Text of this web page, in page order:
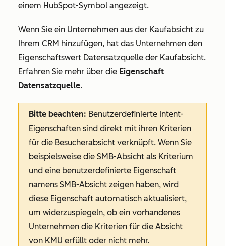
einem HubSpot-Symbol angezeigt.
Wenn Sie ein Unternehmen aus der Kaufabsicht zu
Ihrem CRM hinzufügen, hat das Unternehmen den
Eigenschaftswert Datensatzquelle der Kaufabsicht.
Erfahren Sie mehr über die Eigenschaft
Datensatzquelle.
Bitte beachten: Benutzerdefinierte Intent-
Eigenschaften sind direkt mit ihren Kriterien
für die Besucherabsicht verknüpft. Wenn Sie
beispielsweise die SMB-Absicht als Kriterium
und eine benutzerdefinierte Eigenschaft
namens SMB-Absicht zeigen haben, wird
diese Eigenschaft automatisch aktualisiert,
um widerzuspiegeln, ob ein vorhandenes
Unternehmen die Kriterien für die Absicht
von KMU erfüllt oder nicht mehr.